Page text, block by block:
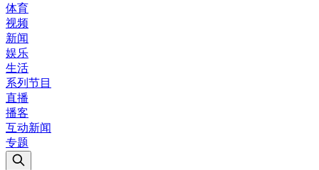
体育
视频
新闻
娱乐
生活
系列节目
直播
播客
互动新闻
专题